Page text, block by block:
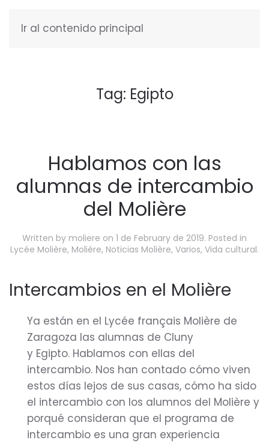
Ir al contenido principal
Tag: Egipto
Hablamos con las
alumnas de intercambio
del Molière
Written by moliere on 1 de February de 2019. Posted in
Lycée Molière, Molière, Noticias Molière, Varios, Vida cultural.
Intercambios en el Molière
Ya están en el Lycée français Molière de
Zaragoza las alumnas de Cluny
y Egipto. Hablamos con ellas del
intercambio. Nos han contado cómo viven
estos días lejos de sus casas, cómo ha sido
el intercambio con los alumnos del Molière y
porqué consideran que el programa de
intercambio es una gran experiencia